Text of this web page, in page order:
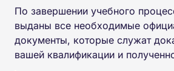
По завершении учебного
выданы все необходимые
документы, которые служат
вашей квалификации и